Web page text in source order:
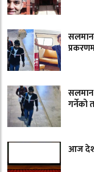
सलमान
गर्नेको
आज